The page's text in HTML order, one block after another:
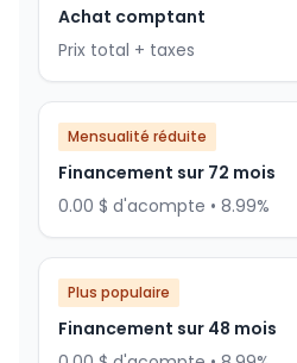
Achat comptant
Prix total + taxes
Mensualité réduite
Financement sur 72 mois
0.00 $ d'acompte • 8.99%
Plus populaire
Financement sur 48 mois